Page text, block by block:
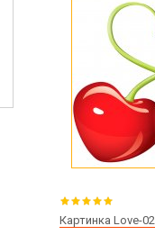
Картинка Love-